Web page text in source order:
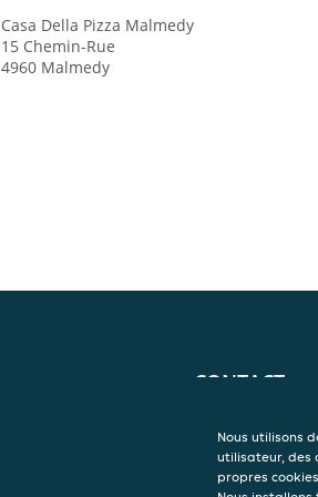
Casa Della Pizza Malmedy
15 Chemin-Rue
4960 Malmedy
CONTACT
15 Chemin-Rue
4960 Malmedy
Nous utilisons
utilisateur, des
propres